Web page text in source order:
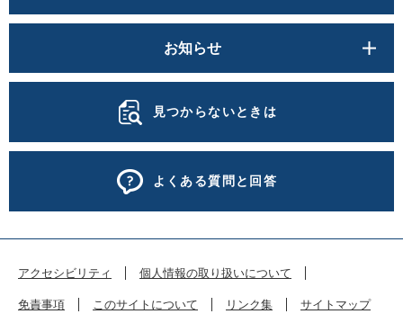
お知らせ
見つからないときは
よくある質問と回答
アクセシビリティ 個人情報の取り扱いについて
免責事項 このサイトについて リンク集 サイトマップ